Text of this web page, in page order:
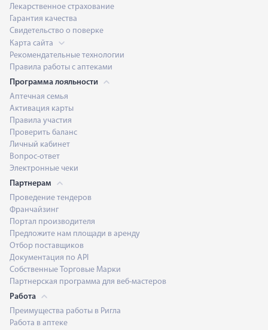
Лекарственное страхование
Гарантия качества
Свидетельство о поверке
Карта сайта
Рекомендательные технологии
Правила работы с аптеками
Программа лояльности
Аптечная семья
Активация карты
Правила участия
Проверить баланс
Личный кабинет
Вопрос-ответ
Электронные чеки
Партнерам
Проведение тендеров
Франчайзинг
Портал производителя
Предложите нам площади в аренду
Отбор поставщиков
Документация по API
Собственные Торговые Марки
Партнерская программа для веб-мастеров
Работа
Преимущества работы в Ригла
Работа в аптеке